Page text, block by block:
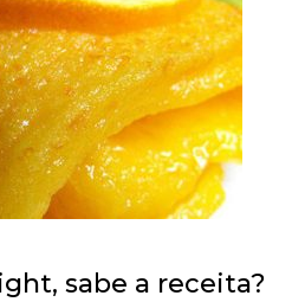
sabe a receita?